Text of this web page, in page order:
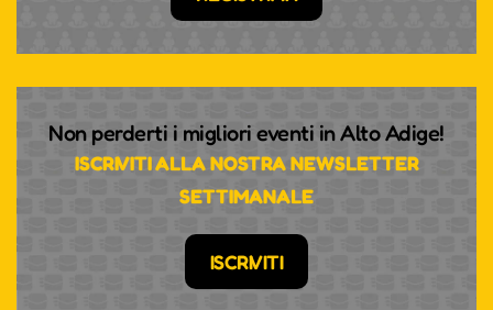
Non perderti i migliori eventi in Alto Adige!
ISCRIVITI ALLA NOSTRA NEWSLETTER
SETTIMANALE
ISCRIVITI